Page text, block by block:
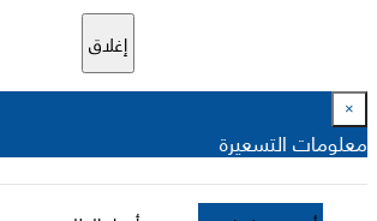
إغلاق
×
معلومات التسعيرة